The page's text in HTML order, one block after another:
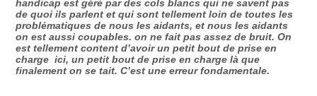
handicap est géré par des cols blancs qui ne savent pas
de quoi ils parlent et qui sont tellement loin de toutes les
problématiques de nous les aidants, et nous les aidants
on est aussi coupables. on ne fait pas assez de bruit. On
est tellement content d’avoir un petit bout de prise en
charge ici, un petit bout de prise en charge là que
finalement on se tait. C’est une erreur fondamentale.